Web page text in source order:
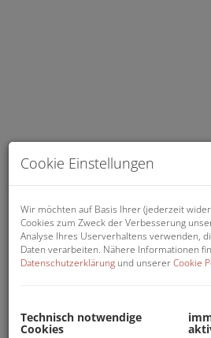
STORAGE, HOBBY,
Nutzfläche: ca. 58,39 m²,
Cookie Einstellungen
Wir möchten auf Basis Ihrer (jederzeit
Cookies zum Zweck der Verbesserung
Analyse Ihres Userverhaltens verwenden,
Daten verarbeiten. Nähere Informationen
Datenschutzerklärung und unsererCookie
Technisch notwendige
Cookies